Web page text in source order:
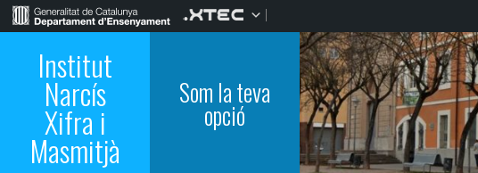
Institut
Narcís
Xifra i
Masmitjà
Som la teva
opció